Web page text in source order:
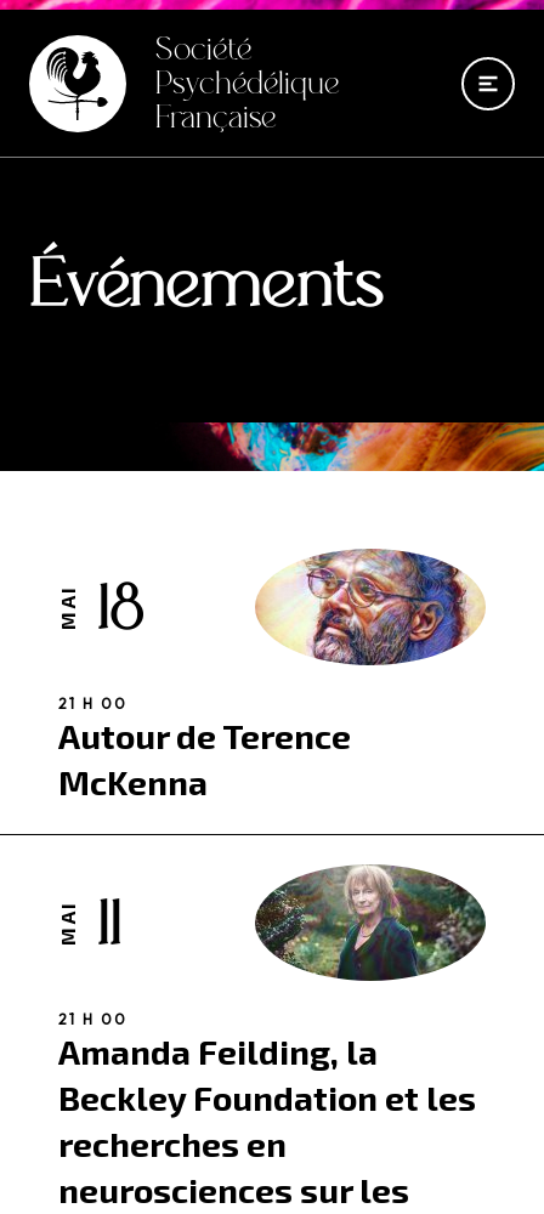
Société
Psychédélique
Française
Événements
MAI 18
21 H 00
Autour de Terence
McKenna
MAI 11
21 H 00
Amanda Feilding, la
Beckley Foundation et les
recherches en
neurosciences sur les